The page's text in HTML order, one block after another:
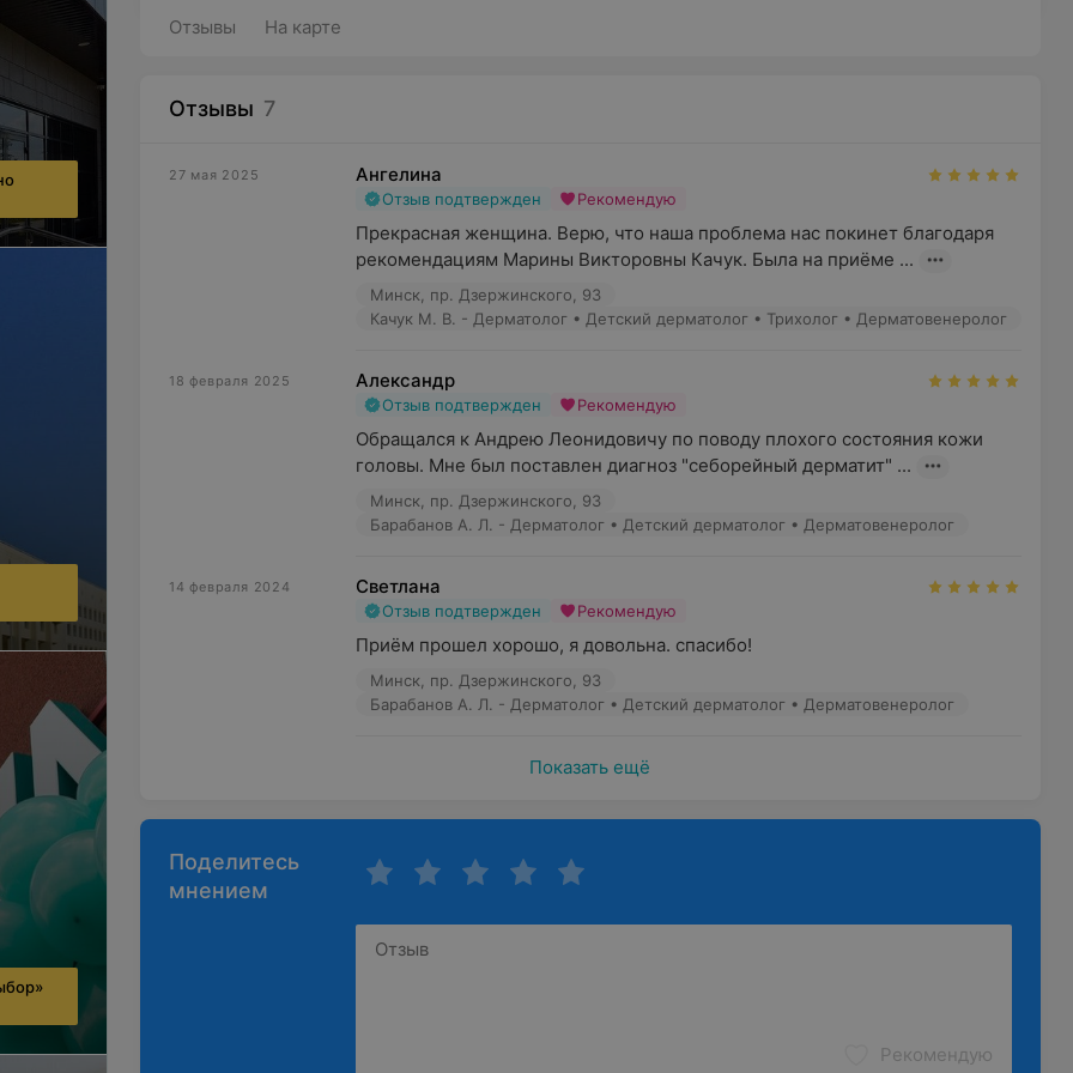
Отзывы На карте
Отзывы 7
27 мая 2025 Ангелина
Отзыв подтвержден Рекомендую
Прекрасная женщина. Верю, что наша проблема нас покинет благодаря
рекомендациям Марины Викторовны Качук. Была на приёме ...
Минск, пр. Дзержинского, 93
Качук М. В. - Дерматолог • Детский дерматолог • Трихолог • Дерматовенеролог
18 февраля 2025 Александр
Отзыв подтвержден Рекомендую
Обращался к Андрею Леонидовичу по поводу плохого состояния кожи
головы. Мне был поставлен диагноз "себорейный дерматит" ...
Минск, пр. Дзержинского, 93
Барабанов А. Л. - Дерматолог • Детский дерматолог • Дерматовенеролог
14 февраля 2024 Светлана
Отзыв подтвержден Рекомендую
Приём прошел хорошо, я довольна. спасибо!
Минск, пр. Дзержинского, 93
Барабанов А. Л. - Дерматолог • Детский дерматолог • Дерматовенеролог
Показать ещё
Поделитесь
мнением
Рекомендую